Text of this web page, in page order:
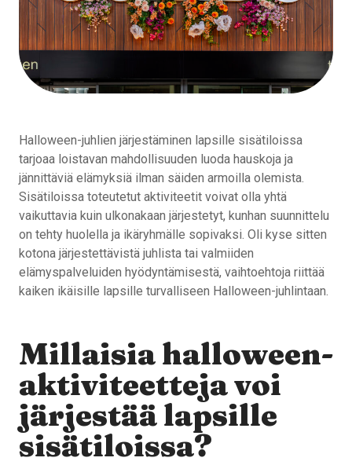
Halloween-juhlien järjestäminen lapsille sisätiloissa
tarjoaa loistavan mahdollisuuden luoda hauskoja ja
jännittäviä elämyksiä ilman säiden armoilla olemista.
Sisätiloissa toteutetut aktiviteetit voivat olla yhtä
vaikuttavia kuin ulkonakaan järjestetyt, kunhan suunnittelu
on tehty huolella ja ikäryhmälle sopivaksi. Oli kyse sitten
kotona järjestettävistä juhlista tai valmiiden
elämyspalveluiden hyödyntämisestä, vaihtoehtoja riittää
kaiken ikäisille lapsille turvalliseen Halloween-juhlintaan.
Millaisia halloween-
aktiviteetteja voi
järjestää lapsille
sisätiloissa?